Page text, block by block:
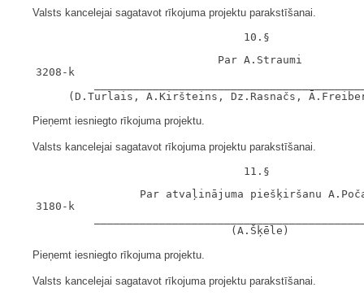
Valsts kancelejai sagatavot rīkojuma projektu parakstīšanai.
Par A.Straumi
3208-k
Pieņemt iesniegto rīkojuma projektu.
Valsts kancelejai sagatavot rīkojuma projektu parakstīšanai.
Par atvaļinājuma piešķiršanu
3180-k
Pieņemt iesniegto rīkojuma projektu.
Valsts kancelejai sagatavot rīkojuma projektu parakstīšanai.